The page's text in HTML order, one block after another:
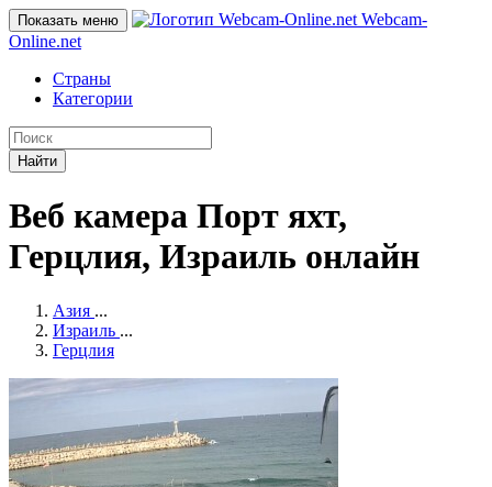
Показать меню
Webcam-
Online.net
Страны
Категории
Найти
Веб камера Порт яхт,
Герцлия, Израиль онлайн
Азия ...
Израиль ...
Герцлия